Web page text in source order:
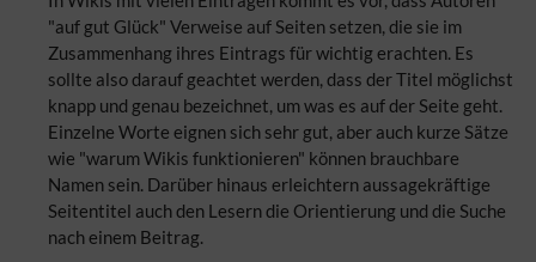
"auf gut Glück" Verweise auf Seiten setzen, die sie im
Zusammenhang ihres Eintrags für wichtig erachten. Es
sollte also darauf geachtet werden, dass der Titel möglichst
knapp und genau bezeichnet, um was es auf der Seite geht.
Einzelne Worte eignen sich sehr gut, aber auch kurze Sätze
wie "warum Wikis funktionieren" können brauchbare
Namen sein. Darüber hinaus erleichtern aussagekräftige
Seitentitel auch den Lesern die Orientierung und die Suche
nach einem Beitrag.